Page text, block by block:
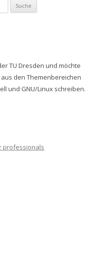
TU Dresden und möchte
den Themenbereichen
und GNU/Linux schreiben.
professionals